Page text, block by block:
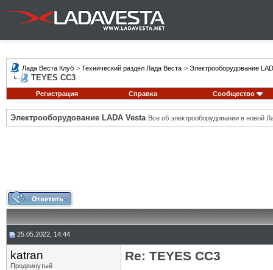
Лада Веста Клуб > Технический раздел Лада Веста > Электрооборудование
TEYES CC3
Регистрация Справка Сообщество
Электрооборудование LADA Vesta Все об электрооборудовании в новой
25.05.2022, 14:44
katran
Продвинутый
Re: TEYES CC3